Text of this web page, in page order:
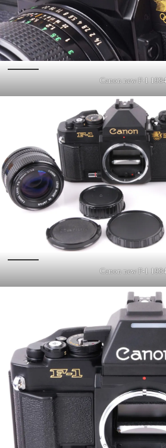
Canon new F-1
Canon new F-1